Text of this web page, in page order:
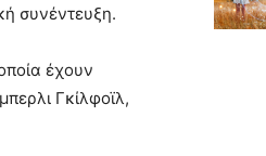
συνέντευξη.
έχουν
Γκίλφοϊλ,